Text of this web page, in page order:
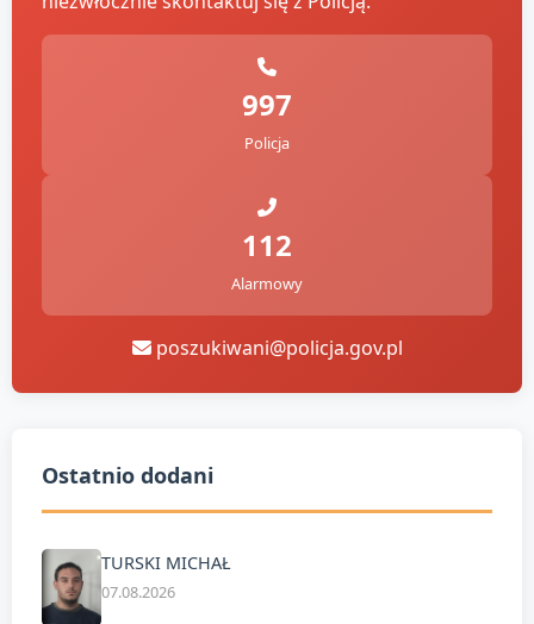
997
Policja
112
Alarmowy
poszukiwani@policja.gov.pl
Ostatnio dodani
TURSKI MICHAŁ
07.08.2026